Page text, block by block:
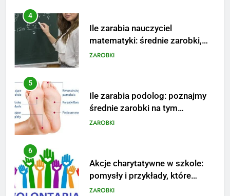
4
Ile zarabia nauczyciel
matematyki: średnie zarobki,
dodatki i perspektywy
ZAROBKI
5
Ile zarabia podolog: poznajmy
średnie zarobki na tym
stanowisku
ZAROBKI
6
Akcje charytatywne w szkole:
pomysły i przykłady, które
zainspirują
ZAROBKI